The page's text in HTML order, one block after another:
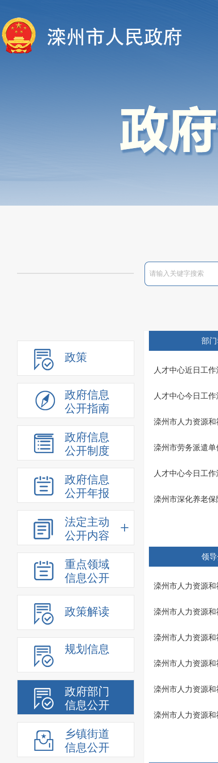
政策
政府信息
公开指南
政府信息
公开制度
政府信息
公开年报
法定主动
公开内容
重点领域
信息公开
政策解读
规划信息
政府部门
信息公开
乡镇街道
信息公开
部
人才中心近日工作
人才中心今日工作
滦州市人力资源
滦州市劳务派遣
人才中心今日工作
滦州市深化养老
领
滦州市人力资源
滦州市人力资源
滦州市人力资源
滦州市人力资源
滦州市人力资源
滦州市人力资源